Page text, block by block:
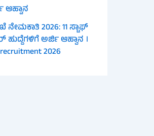
ಆಹ್ವಾನ
2026: 11 ಸ್ಟಾಫ್
ಹುದ್ದೆಗಳಿಗೆ ಅರ್ಜಿ ಆಹ್ವಾನ ।
2026